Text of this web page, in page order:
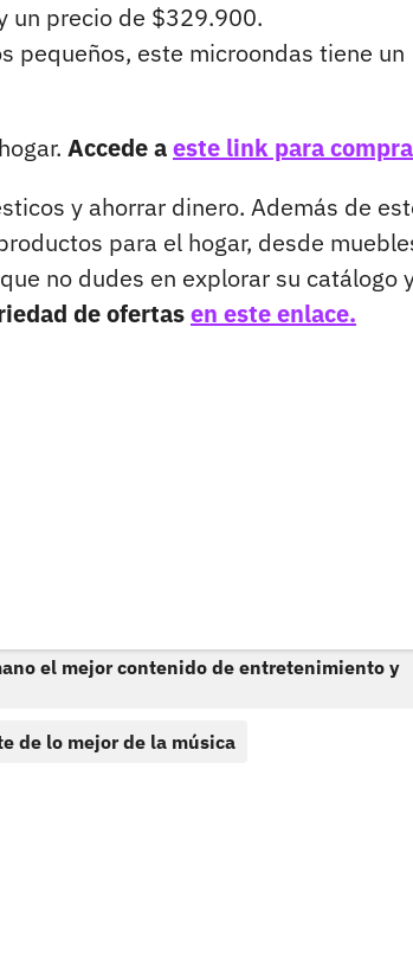
un precio de $329.900.
pequeños, este microondas tiene un
Accede aeste link para
y ahorrar dinero. Además de
para el hogar, desde
no dudes en explorar su catálogo
de ofertasen este enlace.
el mejor contenido de entretenimiento y
de lo mejor de la música